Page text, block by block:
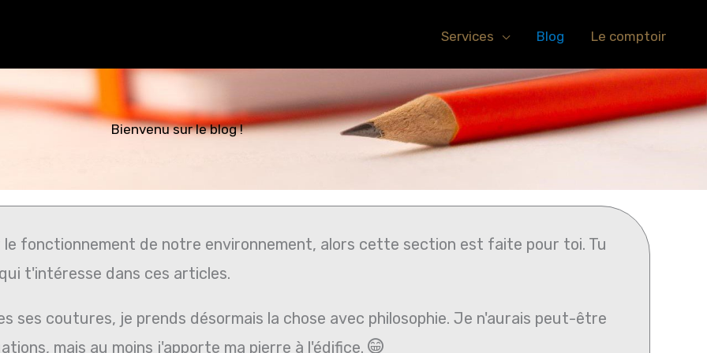
Services Blog Le comptoir
Bienvenu sur le blog !
fonctionnement de notre environnement, alors cette section est faite pour toi. Tu
t'intéresse dans ces articles.
ses coutures, je prends désormais la chose avec philosophie. Je n'aurais peut-être
mais au moins j'apporte ma pierre à l'édifice.